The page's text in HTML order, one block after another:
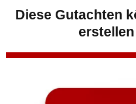
Diese Gutachten